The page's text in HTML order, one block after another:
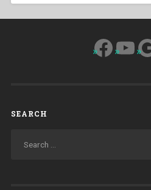
SEARCH